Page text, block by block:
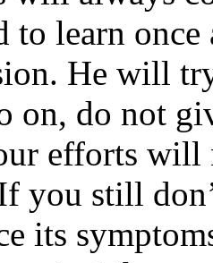
to learn
He will
on, do not
efforts will
you still
its